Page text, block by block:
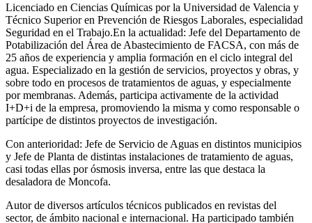
Licenciado en Ciencias Químicas por la Universidad de Valencia y
Técnico Superior en Prevención de Riesgos Laborales, especialidad
Seguridad en el Trabajo.En la actualidad: Jefe del Departamento de
Potabilización del Área de Abastecimiento de FACSA, con más de
25 años de experiencia y amplia formación en el ciclo integral del
agua. Especializado en la gestión de servicios, proyectos y obras, y
sobre todo en procesos de tratamientos de aguas, y especialmente
por membranas. Además, participa activamente de la actividad
I+D+i de la empresa, promoviendo la misma y como responsable o
partícipe de distintos proyectos de investigación.
Con anterioridad: Jefe de Servicio de Aguas en distintos municipios
y Jefe de Planta de distintas instalaciones de tratamiento de aguas,
casi todas ellas por ósmosis inversa, entre las que destaca la
desaladora de Moncofa.
Autor de diversos artículos técnicos publicados en revistas del
sector, de ámbito nacional e internacional. Ha participado también